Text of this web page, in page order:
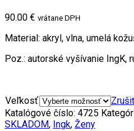
90.00 € vrátane DPH
Material: akryl, vlna, umelá
Poz.: autorské vyšívanie IngK,
Veľkosť
Katalógové číslo: 4725
SKLADOM, Ingk, Ženy